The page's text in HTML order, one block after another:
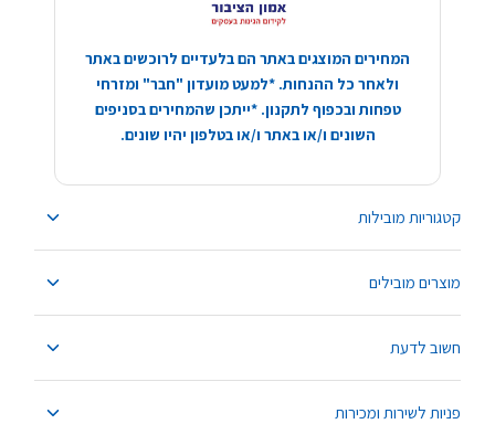
קטגוריות מובילות
מוצרים מובילים
חשוב לדעת
פניות לשירות ומכירות
המחירים המוצגים באתר הם בלעדיים לרוכשים באתר
ולאחר כל ההנחות. *למעט מועדון "חבר" ומזרחי
טפחות ובכפוף לתקנון. *ייתכן שהמחירים בסניפים
השונים ו/או באתר ו/או בטלפון יהיו שונים.